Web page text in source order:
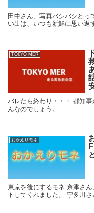
田中さん、写真バシバシとっ
い出は、いつも新鮮に思い返
TOKYO MER
バレたら終わり・・・ 都知
んなのでしょう。
おかえりモネ
東京を後にするモネ 奈津さ
トしてくれました。 宇多川